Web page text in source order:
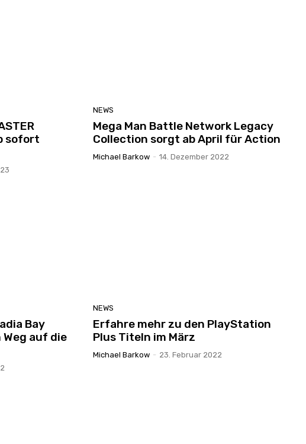
sofort
NEWS
Mega Man Battle Network Legacy
Collection sorgt ab April für Action
Michael Barkow - 14. Dezember 2022
Bay
auf die
NEWS
Erfahre mehr zu den PlayStation
Plus Titeln im März
Michael Barkow - 23. Februar 2022